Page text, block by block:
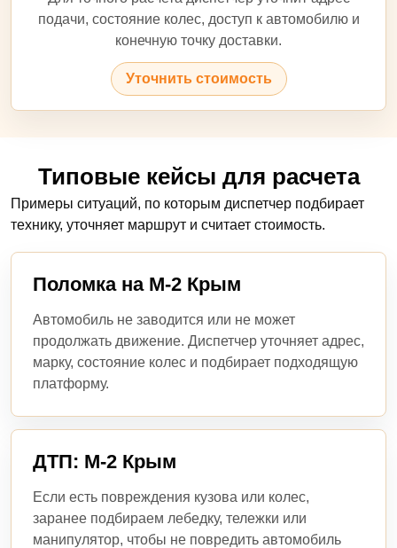
подачи, состояние колес, доступ к автомобилю и
конечную точку доставки.
Уточнить стоимость
Типовые кейсы для расчета
Примеры ситуаций, по которым диспетчер подбирает
технику, уточняет маршрут и считает стоимость.
Поломка на М-2 Крым
Автомобиль не заводится или не может
продолжать движение. Диспетчер уточняет адрес,
марку, состояние колес и подбирает подходящую
платформу.
ДТП: М-2 Крым
Если есть повреждения кузова или колес,
заранее подбираем лебедку, тележки или
манипулятор, чтобы не повредить автомобиль